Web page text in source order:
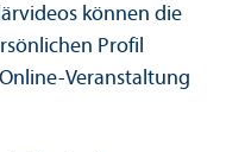
können die
Profil
Veranstaltung